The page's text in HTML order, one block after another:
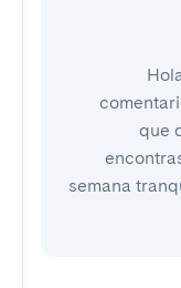
que
semana